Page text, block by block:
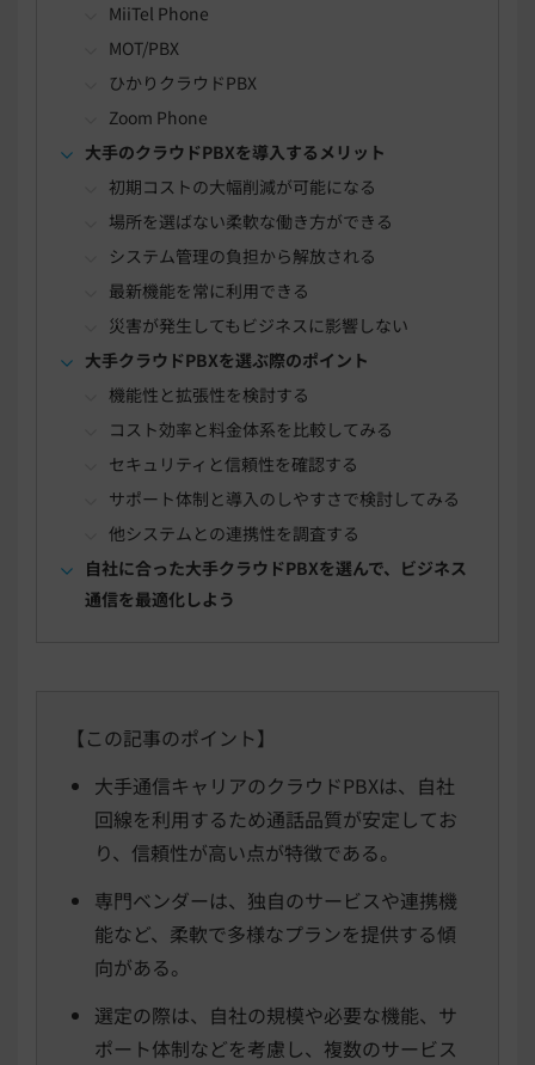
MiiTel Phone
MOT/PBX
ひかりクラウドPBX
Zoom Phone
大手のクラウドPBXを導入するメリット
初期コストの大幅削減が可能になる
場所を選ばない柔軟な働き方ができる
システム管理の負担から解放される
最新機能を常に利用できる
災害が発生してもビジネスに影響しない
大手クラウドPBXを選ぶ際のポイント
機能性と拡張性を検討する
コスト効率と料金体系を比較してみる
セキュリティと信頼性を確認する
サポート体制と導入のしやすさで検討してみる
他システムとの連携性を調査する
自社に合った大手クラウドPBXを選んで、ビジネス
通信を最適化しよう
【この記事のポイント】
大手通信キャリアのクラウドPBXは、自社
回線を利用するため通話品質が安定してお
り、信頼性が高い点が特徴である。
専門ベンダーは、独自のサービスや連携機
能など、柔軟で多様なプランを提供する傾
向がある。
選定の際は、自社の規模や必要な機能、サ
ポート体制などを考慮し、複数のサービス